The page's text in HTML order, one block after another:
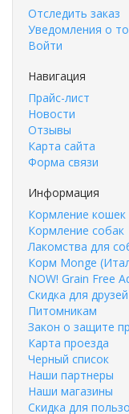
Отследить заказ
Уведомления о
Войти
Навигация
Прайс-лист
Новости
Отзывы
Карта сайта
Форма связи
Информация
Кормление кошек
Кормление собак
Лакомства для
Корм Monge
NOW! Grain Free
Скидка для
Питомникам
Закон о защите
Карта проезда
Черный список
Наши партнеры
Наши магазины
Скидка для